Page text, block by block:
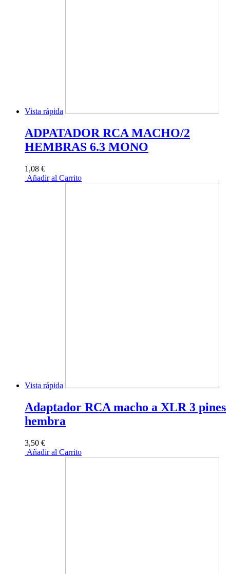
Vista rápida
ADPATADOR RCA MACHO/2
HEMBRAS 6.3 MONO
1,08 €
Añadir al Carrito
Vista rápida
Adaptador RCA macho a XLR 3 pines
hembra
3,50 €
Añadir al Carrito